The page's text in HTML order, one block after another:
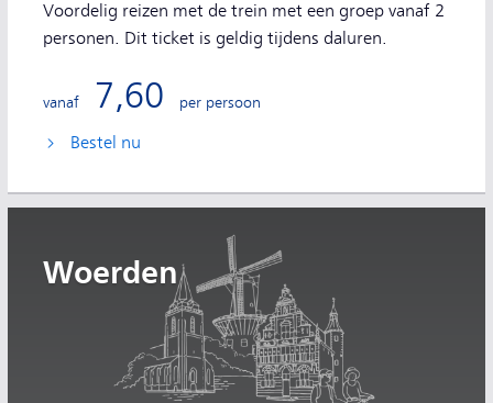
Voordelig reizen met de trein met een groep vanaf 2
personen. Dit ticket is geldig tijdens daluren.
vanaf 7,60 per persoon
Bestel nu
Woerden